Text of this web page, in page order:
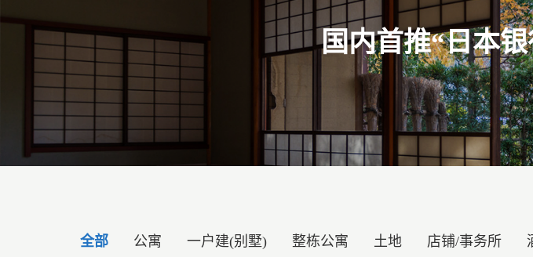
国内首推“日本
全部 公寓 一户建(别墅) 整栋公寓 土地 店铺/事务所